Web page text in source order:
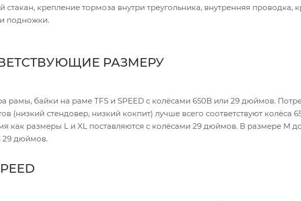
крепление тормоза внутри треугольника, внутренняя проводка,
подножки.
РАЗМЕРУ
рамы, байки на раме TFS и SPEED с колёсами 650B или 29 дюймов.
(низкий стендовер, низкий кокпит) лучше всего соответствуют колёса
как размеры L и XL поставляются с колёсами 29 дюймов. В размере М
29 дюймов.